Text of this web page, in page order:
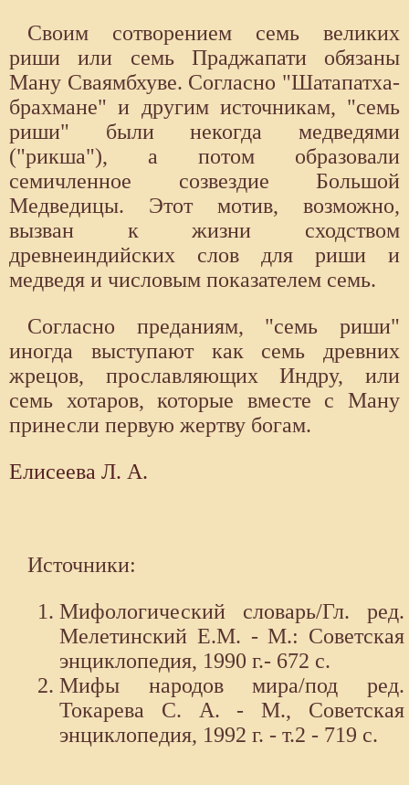
Своим сотворением семь великих
риши или семь Праджапати обязаны
Ману Сваямбхуве. Согласно "Шатапатха-
брахмане" и другим источникам, "семь
риши" были некогда медведями
("рикша"), а потом образовали
семичленное созвездие Большой
Медведицы. Этот мотив, возможно,
вызван к жизни сходством
древнеиндийских слов для риши и
медведя и числовым показателем семь.
Согласно преданиям, "семь риши"
иногда выступают как семь древних
жрецов, прославляющих Индру, или
семь хотаров, которые вместе с Ману
принесли первую жертву богам.
Елисеева Л. А.
Источники:
Мифологический словарь/Гл. ред.
Мелетинский Е.М. - М.: Советская
энциклопедия, 1990 г.- 672 с.
Мифы народов мира/под ред.
Токарева С. А. - М., Советская
энциклопедия, 1992 г. - т.2 - 719 с.